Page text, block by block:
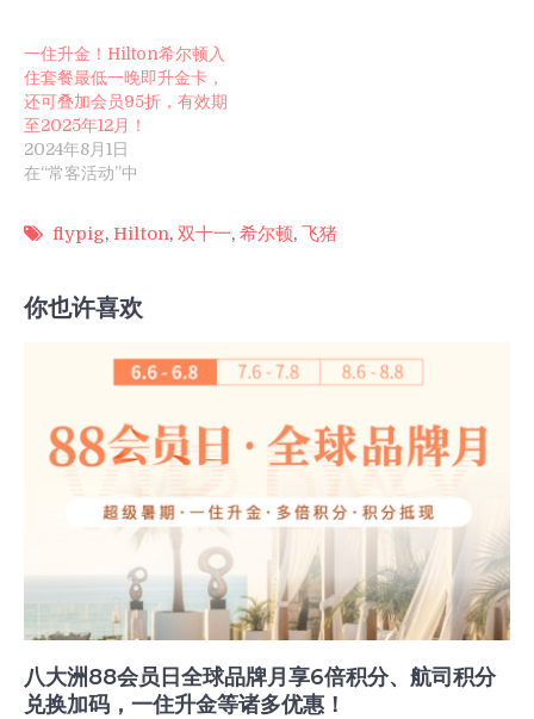
一住升金！Hilton希尔顿入
住套餐最低一晚即升金卡，
还可叠加会员95折，有效期
至2025年12月！
2024年8月1日
在“常客活动”中
flypig, Hilton, 双十一, 希尔顿, 飞猪
你也许喜欢
八大洲88会员日全球品牌月享6倍积分、航司积分
兑换加码，一住升金等诸多优惠！